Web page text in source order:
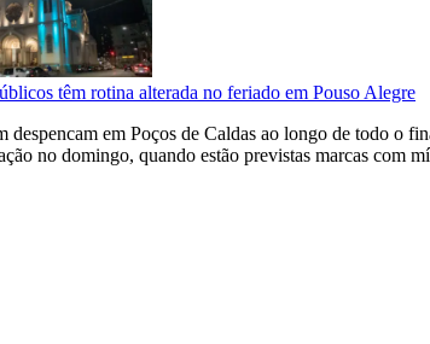
têm rotina alterada no feriado em Pouso Alegre
despencam em Poços de Caldas ao longo de todo o
no domingo, quando estão previstas marcas com